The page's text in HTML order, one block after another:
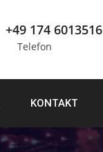
+49 174 6013516
Telefon
KONTAKT